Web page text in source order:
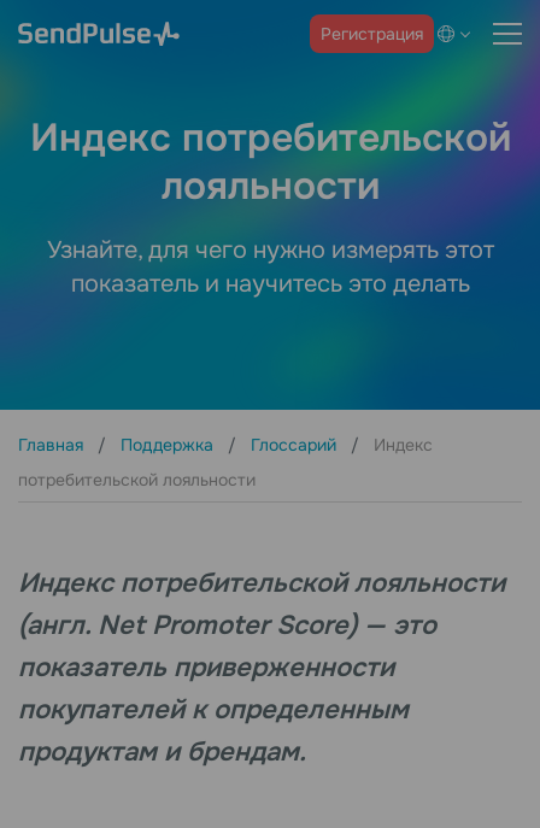
Регистрация
Индекс потребительской
лояльности
Узнайте, для чего нужно измерять этот
показатель и научитесь это делать
Главная Поддержка Глоссарий
Индекс
потребительской лояльности
Индекс потребительской лояльности
(англ. Net Promoter Score) — это
показатель приверженности
покупателей к определенным
продуктам и брендам.